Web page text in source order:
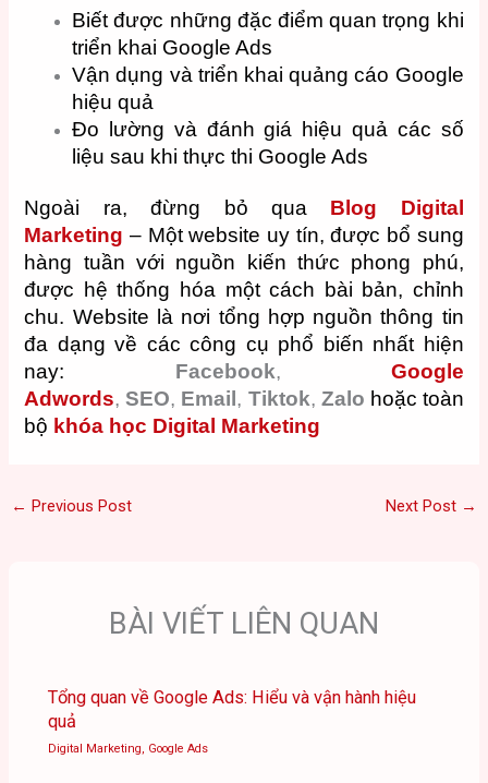
Biết được những đặc điểm quan trọng khi
triển khai Google Ads
Vận dụng và triển khai quảng cáo Google
hiệu quả
Đo lường và đánh giá hiệu quả các số
liệu sau khi thực thi Google Ads
Ngoài ra, đừng bỏ qua
Blog Digital
Marketing – Một website uy tín, được bổ sung
hàng tuần với nguồn kiến thức phong phú,
được hệ thống hóa một cách bài bản, chỉnh
chu. Website là nơi tổng hợp nguồn thông tin
đa dạng về các công cụ phổ biến nhất hiện
nay:
Facebook, Google
Adwords,SEO, Email, Tiktok, Zalo hoặc toàn
bộ khóa học Digital Marketing
← Previous Post Next Post →
BÀI VIẾT LIÊN QUAN
Tổng quan về Google Ads: Hiểu và vận hành hiệu
quả
Digital Marketing, Google Ads